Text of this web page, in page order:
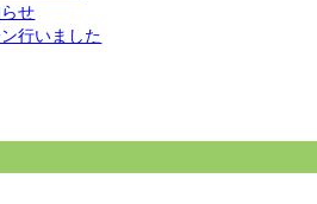
せ
行いました